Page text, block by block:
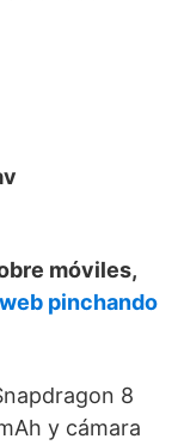
móviles,
pinchando
8
y cámara